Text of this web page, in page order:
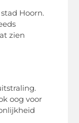
Hoorn.
zien
oog voor